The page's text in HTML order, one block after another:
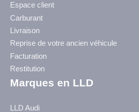
Espace client
Carburant
Livraison
Reprise de votre ancien véhicule
Facturation
Restitution
Marques en LLD
LLD Audi